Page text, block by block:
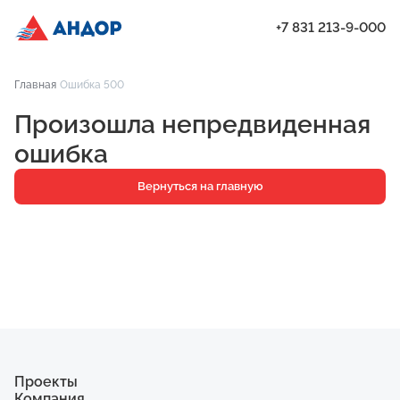
Проекты
Квартиры
Паркинг
Кладовые
+7 831 213-9-000
Главная Ошибка 500
Произошла непредвиденная
ошибка
Вернуться на главную
Проекты